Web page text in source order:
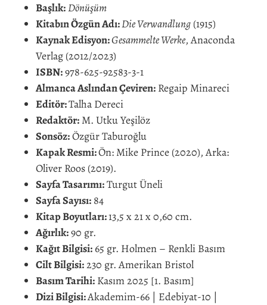
Başlık:Dönüşüm
Kitabın Özgün Adı:Die Verwandlung (1915)
Kaynak Edisyon:Gesammelte Werke, Anaconda
Verlag (2012/2023)
ISBN:978-625-92583-3-1
Almanca Aslından Çeviren: Regaip Minareci
Editör:Talha Dereci
Redaktör: M. Utku Yeşilöz
Sonsöz:Özgür Taburoğlu
Kapak Resmi:Ön: Mike Prince (2020), Arka:
Oliver Roos (2019).
Sayfa Tasarımı:Turgut Üneli
Sayfa Sayısı: 84
Kitap Boyutları:13,5 x 21 x 0,60 cm.
Ağırlık:90 gr.
Kağıt Bilgisi: 65 gr. Holmen – Renkli Basım
Cilt Bilgisi:230 gr. Amerikan Bristol
Basım Tarihi: Kasım 2025 [1. Basım]
Dizi Bilgisi:Akademim-66 | Edebiyat-10 |